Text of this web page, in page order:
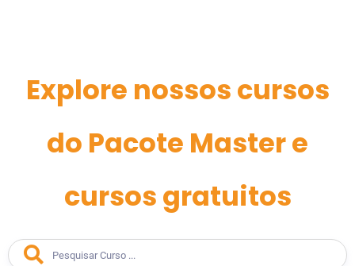
Explore nossos cursos
do Pacote Master e
cursos gratuitos